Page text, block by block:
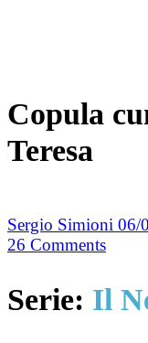
Copula
Teresa
Sergio Simioni 06/
26 Comments
Serie: Il